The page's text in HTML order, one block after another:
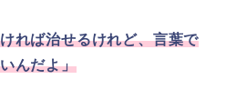
れば治せるけれど、言葉で
んだよ」